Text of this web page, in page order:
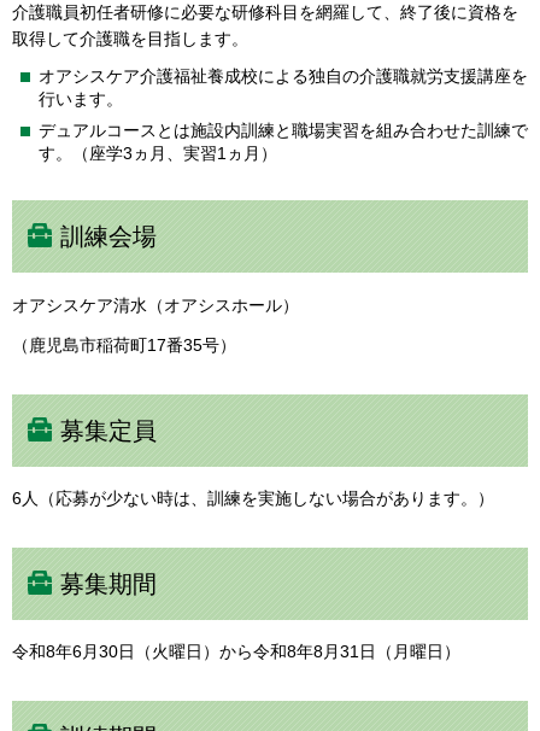
介護職員初任者研修に必要な研修科目を網羅して、終了後に資格を
取得して介護職を目指します。
オアシスケア介護福祉養成校による独自の介護職就労支援講座を
行います。
デュアルコースとは施設内訓練と職場実習を組み合わせた訓練で
す。（座学3ヵ月、実習1ヵ月）
訓練会場
オアシスケア清水（オアシスホール）
（鹿児島市稲荷町17番35号）
募集定員
6人（応募が少ない時は、訓練を実施しない場合があります。）
募集期間
令和8年6月30日（火曜日）から令和8年8月31日（月曜日）